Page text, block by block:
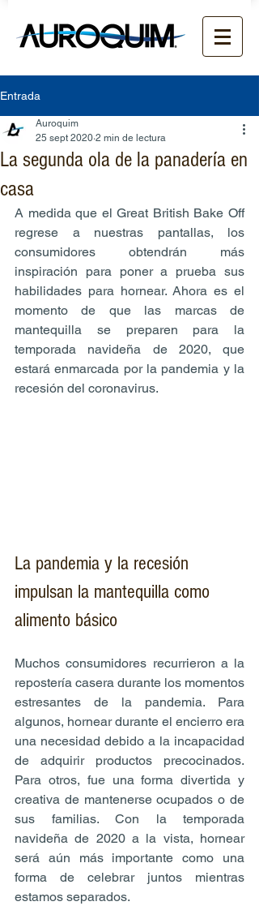
Entrada
La segunda ola de la panadería en
casa
Auroquim
25 sept 2020 2 min de lectura
A medida que el Great British Bake Off
regrese a nuestras pantallas, los
consumidores obtendrán más
inspiración para poner a prueba sus
habilidades para hornear. Ahora es el
momento de que las marcas de
mantequilla se preparen para la
temporada navideña de 2020, que
estará enmarcada por la pandemia y la
recesión del coronavirus.
La pandemia y la recesión
impulsan la mantequilla como
alimento básico
Muchos consumidores recurrieron a la
repostería casera durante los momentos
estresantes de la pandemia. Para
algunos, hornear durante el encierro era
una necesidad debido a la incapacidad
de adquirir productos precocinados.
Para otros, fue una forma divertida y
creativa de mantenerse ocupados o de
sus familias. Con la temporada
navideña de 2020 a la vista, hornear
será aún más importante como una
forma de celebrar juntos mientras
estamos separados.